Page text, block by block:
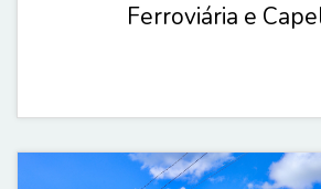
Ferroviária e